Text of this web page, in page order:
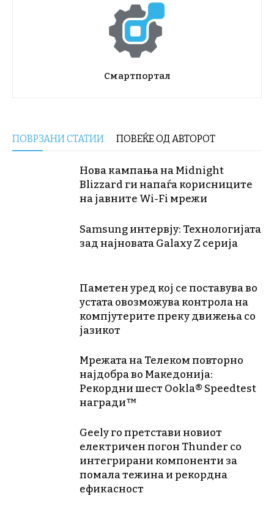
Смартпортал
ПОВРЗАНИ СТАТИИ ПОВЕЌЕ ОД АВТОРОТ
Нова кампања на Midnight
Blizzard ги напаѓа корисниците
на јавните Wi-Fi мрежи
Samsung интервју: Технологијата
зад најновата Galaxy Z серија
Паметен уред кој се поставува во
устата овозможува контрола на
компјутерите преку движења со
јазикот
Мрежата на Телеком повторно
најдобра во Македонија:
Рекордни шест Ookla® Speedtest
награди™
Geely го претстави новиот
електричен погон Thunder со
интегрирани компоненти за
помала тежина и рекордна
ефикасност